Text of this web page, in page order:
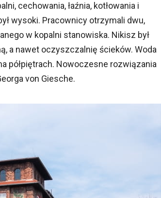
cechowania, łaźnia, kotłowania i
wysoki. Pracownicy otrzymali dwu,
w kopalni stanowiska. Nikisz był
a nawet oczyszczalnię ścieków. Woda
półpiętrach. Nowoczesne rozwiązania
von Giesche.